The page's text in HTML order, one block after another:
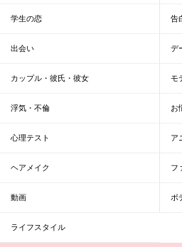
学生の恋 告
出会い デ
カップル・彼氏・彼女 モ
浮気・不倫 お
心理テスト ア
ヘアメイク フ
動画 ボ
ライフスタイル